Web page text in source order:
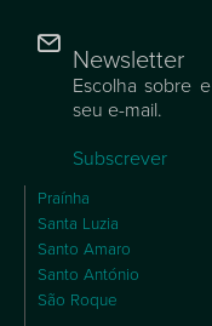
Newsletter
Escolha sobre
seu e-mail.
Subscrever
Praínha
Santa Luzia
Santo Amaro
Santo António
São Roque